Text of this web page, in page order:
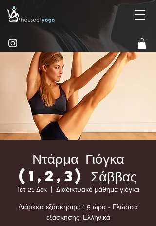
Ντάρμα Γιόγκα
(1,2,3) Σάββας
Τετ 21 Δεκ
  |
Διαδικτυακό μάθημα γιόγκα
Διάρκεια εξάσκησης: 1,5 ώρα - Γλώσσα
εξάσκησης: Ελληνικά